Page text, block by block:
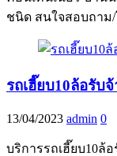
ชนิด สนใจสอบถาม/
รถเฮี๊ยบ10ล้อรับจ้
13/04/2023 admin 0
บริการรถเฮี๊ยบ10ล้